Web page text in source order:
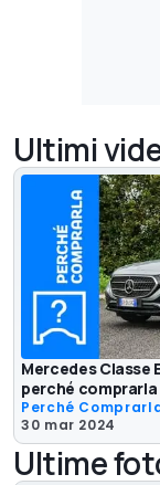
Ultimi
Mercedes Classe
perché
Perché
30 mar 2024
Ultime